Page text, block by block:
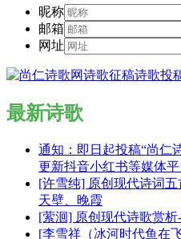
昵称
邮箱
网址
最新诗歌
通知：即日起投稿“尚仁
更新抖音小红书等媒体平
[许雪纯] 原创现代诗词五
天壁、晚霞
[萦洄] 原创现代诗歌赏析
[李雪祥（冰河时代鱼在